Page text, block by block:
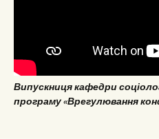
Випускниця кафедри
програму «Врегулювання